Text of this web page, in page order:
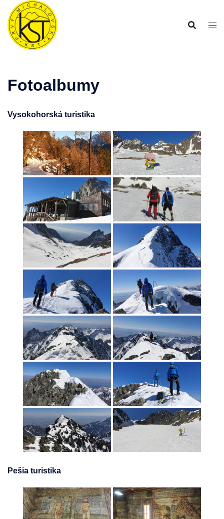
Preskočiť
obsah
Fotoalbumy
Vysokohorská turistika
Pešia turistika